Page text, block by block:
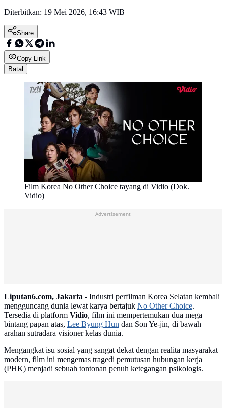
Diterbitkan: 19 Mei 2026, 16:43 WIB
Share
Copy Link
Batal
Film Korea No Other Choice tayang di Vidio (Dok.
Vidio)
Advertisement
Liputan6.com, Jakarta - Industri perfilman Korea Selatan kembali
mengguncang dunia lewat karya bertajuk No Other Choice.
Tersedia di platform Vidio, film ini mempertemukan dua mega
bintang papan atas, Lee Byung Hun dan Son Ye-jin, di bawah
arahan sutradara visioner kelas dunia.
Mengangkat isu sosial yang sangat dekat dengan realita masyarakat
modern, film ini mengemas tragedi pemutusan hubungan kerja
(PHK) menjadi sebuah tontonan penuh ketegangan psikologis.